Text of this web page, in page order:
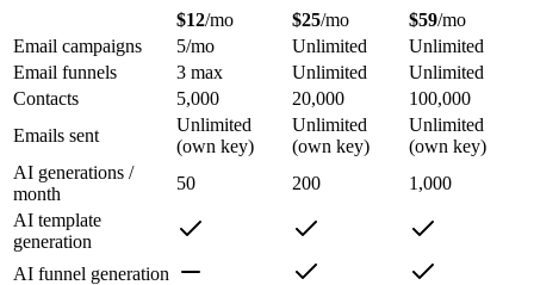
$12/mo $25/mo $59/mo
Email campaigns
5/mo Unlimited
Unlimited
Email funnels
3 max Unlimited
Unlimited
Contacts
5,000 20,000
100,000
Emails sent
Unlimited
(own key)
Unlimited
(own key)
Unlimited
(own key)
AI generations /
month
50 200
1,000
AI template
generation
AI funnel generation